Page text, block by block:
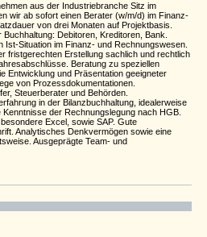
aus der Industriebranche Sitz im
wir ab sofort einen Berater (w/m/d) im Finanz-
von drei Monaten auf Projektbasis.
Debitoren, Kreditoren, Bank.
Ist-Situation im Finanz- und Rechnungswesen.
fristgerechten Erstellung sachlich und rechtlich
Beratung zu speziellen
Entwicklung und Präsentation geeigneter
von Prozessdokumentationen.
Steuerberater und Behörden.
in der Bilanzbuchhaltung, idealerweise
der Rechnungslegung nach HGB.
Excel, sowie SAP. Gute
Analytisches Denkvermögen sowie eine
Ausgeprägte Team- und